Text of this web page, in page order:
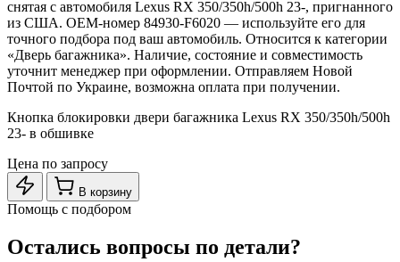
снятая с автомобиля Lexus RX 350/350h/500h 23-, пригнанного
из США. OEM-номер 84930-F6020 — используйте его для
точного подбора под ваш автомобиль. Относится к категории
«Дверь багажника». Наличие, состояние и совместимость
уточнит менеджер при оформлении. Отправляем Новой
Почтой по Украине, возможна оплата при получении.
Кнопка блокировки двери багажника Lexus RX 350/350h/500h
23- в обшивке
Цена по запросу
В корзину
Помощь с подбором
Остались вопросы по детали?